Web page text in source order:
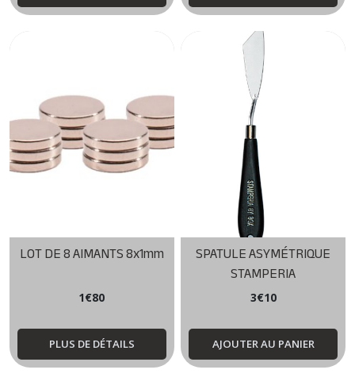
LOT DE 8 AIMANTS 8x1mm
1€80
PLUS DE DÉTAILS
SPATULE ASYMÉTRIQUE
STAMPERIA
3€10
AJOUTER AU PANIER